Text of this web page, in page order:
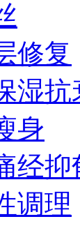
修复
湿抗
身
经抑
调理